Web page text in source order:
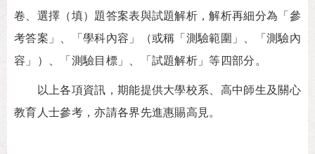
卷、選擇（填）題答案表與試題解析，解析再細分為「參
考答案」、「學科內容」（或稱「測驗範圍」、「測驗內
容」）、「測驗目標」、「試題解析」等四部分。
以上各項資訊，期能提供大學校系、高中師生及關心
教育人士參考，亦請各界先進惠賜高見。